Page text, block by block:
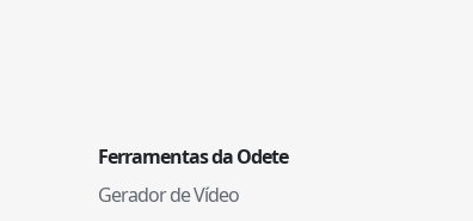
Ferramentas da Odete
Gerador de Vídeo